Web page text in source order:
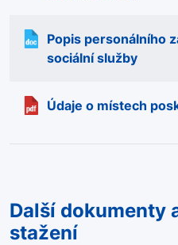
Popis personálního
sociální služby
Údaje o místech
Další dokumenty
stažení